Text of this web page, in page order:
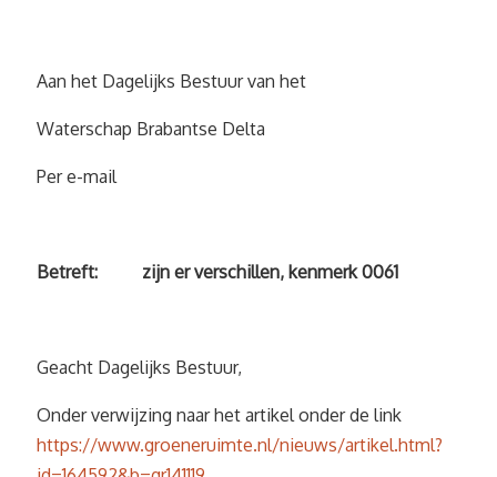
Aan het Dagelijks Bestuur van het
Waterschap Brabantse Delta
Per e-mail
Betreft: zijn er verschillen, kenmerk 0061
Geacht Dagelijks Bestuur,
Onder verwijzing naar het artikel onder de link
https://www.groeneruimte.nl/nieuws/artikel.html?